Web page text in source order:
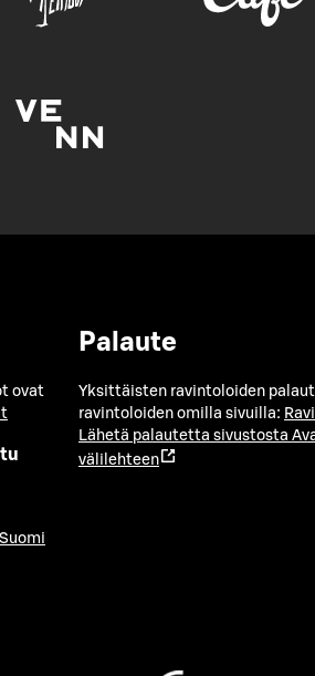
ovat
Palaute
Yksittäisten ravintoloiden
ravintoloiden omilla sivuilla:
Lähetä palautetta sivustosta
välilehteen